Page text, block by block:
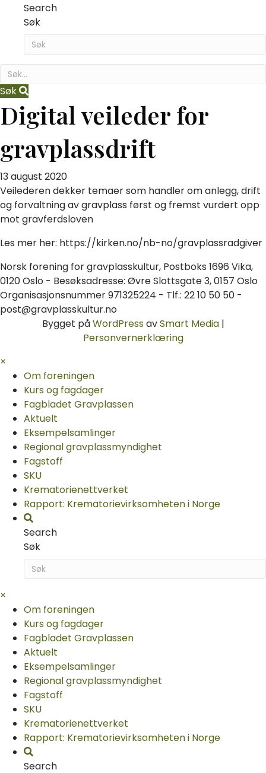
Search
Søk
Søk
Digital veileder for
gravplassdrift
13 august 2020
Veilederen dekker temaer som handler om anlegg, drift
og forvaltning av gravplass først og fremst vurdert opp
mot gravferdsloven
Les mer her: https://kirken.no/nb-no/gravplassradgiver
Norsk forening for gravplasskultur, Postboks 1696 Vika,
0120 Oslo - Besøksadresse: Øvre Slottsgate 3, 0157 Oslo
Organisasjonsnummer 971325224 - Tlf.: 22 10 50 50 -
post@gravplasskultur.no
Bygget påWordPress avSmart Media|
Personvernerklæring
×
Om foreningen
Kurs og fagdager
Fagbladet Gravplassen
Aktuelt
Eksempelsamlinger
Regional gravplassmyndighet
Fagstoff
SKU
Krematorie­nettverket
Rapport: Krematorievirksomheten i Norge
Search
Søk
×
Om foreningen
Kurs og fagdager
Fagbladet Gravplassen
Aktuelt
Eksempelsamlinger
Regional gravplassmyndighet
Fagstoff
SKU
Krematorie­nettverket
Rapport: Krematorievirksomheten i Norge
Search